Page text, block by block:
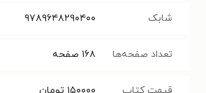
شابک ۹۷۸۹۶۴۸۲۹۰۴۰۰
تعداد صفحه‌ها ۱۶۸ صفحه